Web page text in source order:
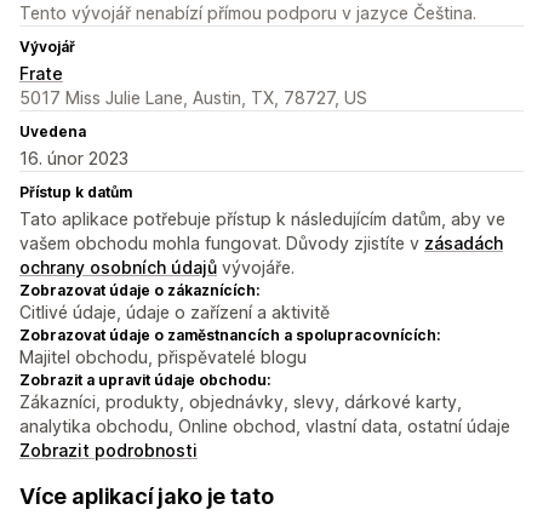
Tento vývojář nenabízí přímou podporu v jazyce Čeština.
Vývojář
Frate
5017 Miss Julie Lane, Austin, TX, 78727, US
Uvedena
16. únor 2023
Přístup k datům
Tato aplikace potřebuje přístup k následujícím datům, aby ve
vašem obchodu mohla fungovat. Důvody zjistíte v zásadách
ochrany osobních údajů vývojáře.
Zobrazovat údaje o zákaznících:
Citlivé údaje, údaje o zařízení a aktivitě
Zobrazovat údaje o zaměstnancích a spolupracovnících:
Majitel obchodu, přispěvatelé blogu
Zobrazit a upravit údaje obchodu:
Zákazníci, produkty, objednávky, slevy, dárkové karty,
analytika obchodu, Online obchod, vlastní data, ostatní údaje
Zobrazit podrobnosti
Více aplikací jako je tato